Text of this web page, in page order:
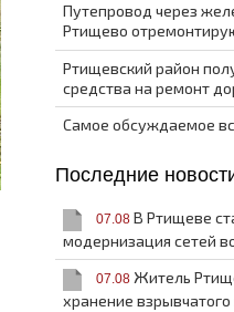
Путепровод через
Ртищево
Ртищевский район
средства на ремонт
Самое обсуждаемое
Последние
07.08В Ртищеве
модернизация сетей
07.08Житель
хранение